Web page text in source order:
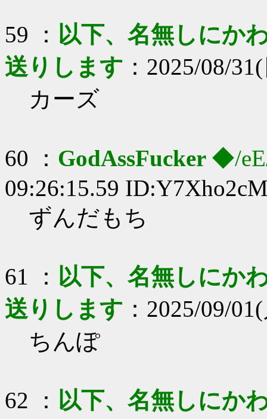
59 ： 以下、名無しにか
送りします ：2025/08/
カーズ
60 ： GodAssFucker ◆/
09:26:15.59
ずんだもち
61 ： 以下、名無しにか
送りします ：2025/09/
ちんぽ
62 ： 以下、名無しにか